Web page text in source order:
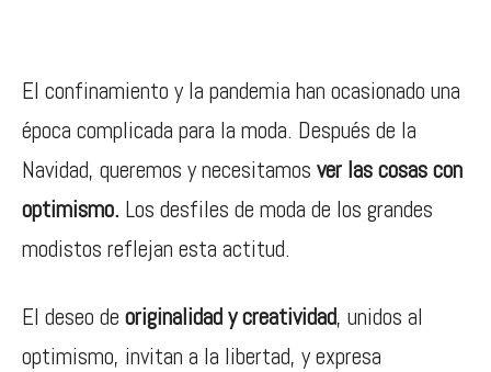
El confinamiento y la pandemia han ocasionado una
época complicada para la moda. Después de la
Navidad, queremos y necesitamos ver las cosas con
optimismo. Los desfiles de moda de los grandes
modistos reflejan esta actitud.
El deseo de originalidad y creatividad, unidos al
optimismo, invitan a la libertad, y expresa